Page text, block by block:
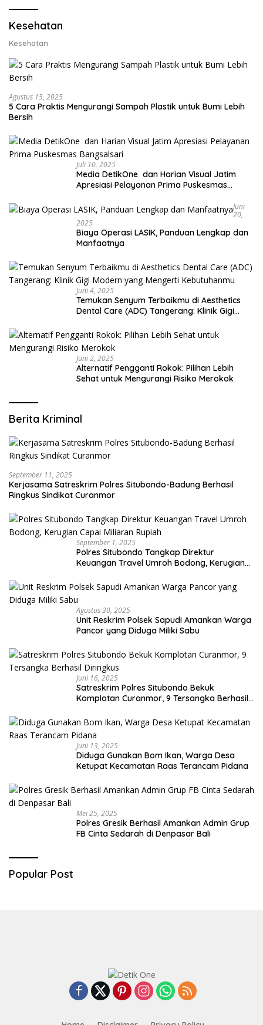
Kesehatan
Kesehatan
Agustus 15, 2025
5 Cara Praktis Mengurangi Sampah Plastik untuk Bumi Lebih
Bersih
Juli 10, 2025
Media DetikOne dan Harian Visual Jatim
Apresiasi Pelayanan Prima Puskesmas
Juni
20,
2025
Biaya Operasi LASIK, Panduan Lengkap dan
Manfaatnya
Juni 4, 2025
Temukan Senyum Terbaikmu di Aesthetics
Dental Care (ADC) Tangerang: Klinik Gigi
Juni 2, 2025
Alternatif Pengganti Rokok: Pilihan Lebih
Sehat untuk Mengurangi Risiko Merokok
Berita Kriminal
September 11, 2025
Kerjasama Satreskrim Polres Situbondo-Badung Berhasil
Ringkus Sindikat Curanmor
September 1, 2025
Polres Situbondo Tangkap Direktur
Keuangan Travel Umroh Bodong, Kerugian
Agustus 30, 2025
Unit Reskrim Polsek Sapudi Amankan Warga
Pancor yang Diduga Miliki Sabu
Juni 16, 2025
Satreskrim Polres Situbondo Bekuk
Komplotan Curanmor, 9 Tersangka Berhasil
Juni 13, 2025
Diduga Gunakan Bom Ikan, Warga Desa
Ketupat Kecamatan Raas Terancam Pidana
Mei 25, 2025
Polres Gresik Berhasil Amankan Admin Grup
FB Cinta Sedarah di Denpasar Bali
Popular Post